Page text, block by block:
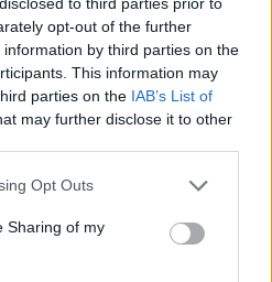
opt-out of the further
by third parties on the
This information may
parties on the IAB’s List of
may further disclose it to other
Opt Outs
Sharing of my
Ενέργειας και
νομοθεσία στο
του ΥΠΕΝ
οι γεωπολιτικές
στην αξιοποίηση